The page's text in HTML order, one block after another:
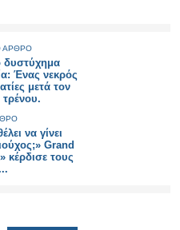
ΑΡΘΡΟ
δυστύχημα
Ένας νεκρός
μετά τον
τρένου.
να γίνει
Grand
κέρδισε τους